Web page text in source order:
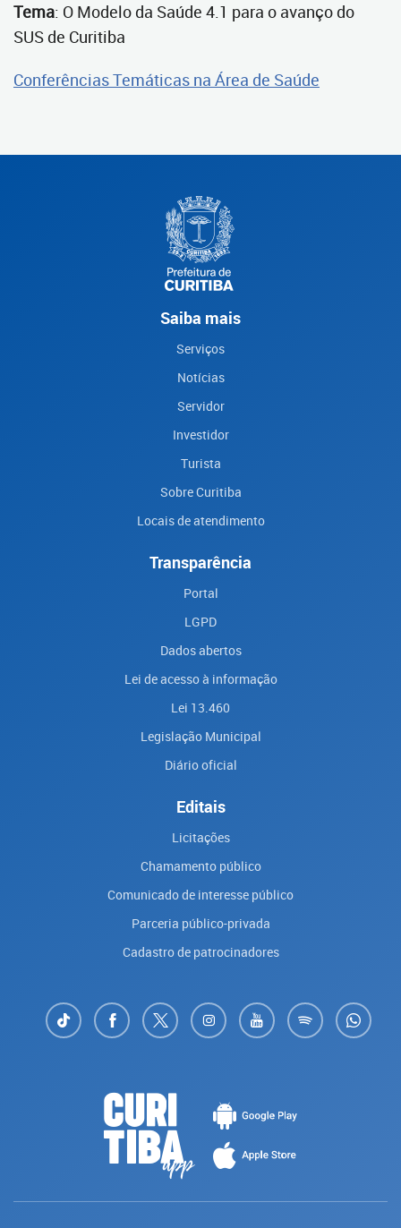
Tema: O Modelo da Saúde 4.1 para o avanço do
SUS de Curitiba
Conferências Temáticas na Área de Saúde
Saiba mais
Serviços
Notícias
Servidor
Investidor
Turista
Sobre Curitiba
Locais de atendimento
Transparência
Portal
LGPD
Dados abertos
Lei de acesso à informação
Lei 13.460
Legislação Municipal
Diário oficial
Editais
Licitações
Chamamento público
Comunicado de interesse público
Parceria público-privada
Cadastro de patrocinadores